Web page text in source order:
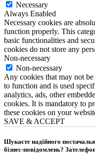
Necessary
Always Enabled
Necessary cookies are
function properly. This
basic functionalities and
cookies do not store any
Non-necessary
Non-necessary
Any cookies that may not
to function and is used
analytics, ads, other
cookies. It is mandatory to
these cookies on your
SAVE & ACCEPT
Шукаєте надійного
бізнес-повідомлень?